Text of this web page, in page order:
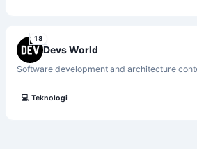
18
Devs World
Software development and architecture
💻 Teknologi